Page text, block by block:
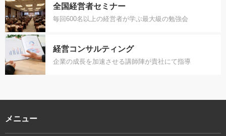
全国経営者セミナー
毎回600名以上の経営者が学ぶ最大級の勉強会
経営コンサルティング
企業の成長を加速させる講師陣が貴社にて指導
メニュー